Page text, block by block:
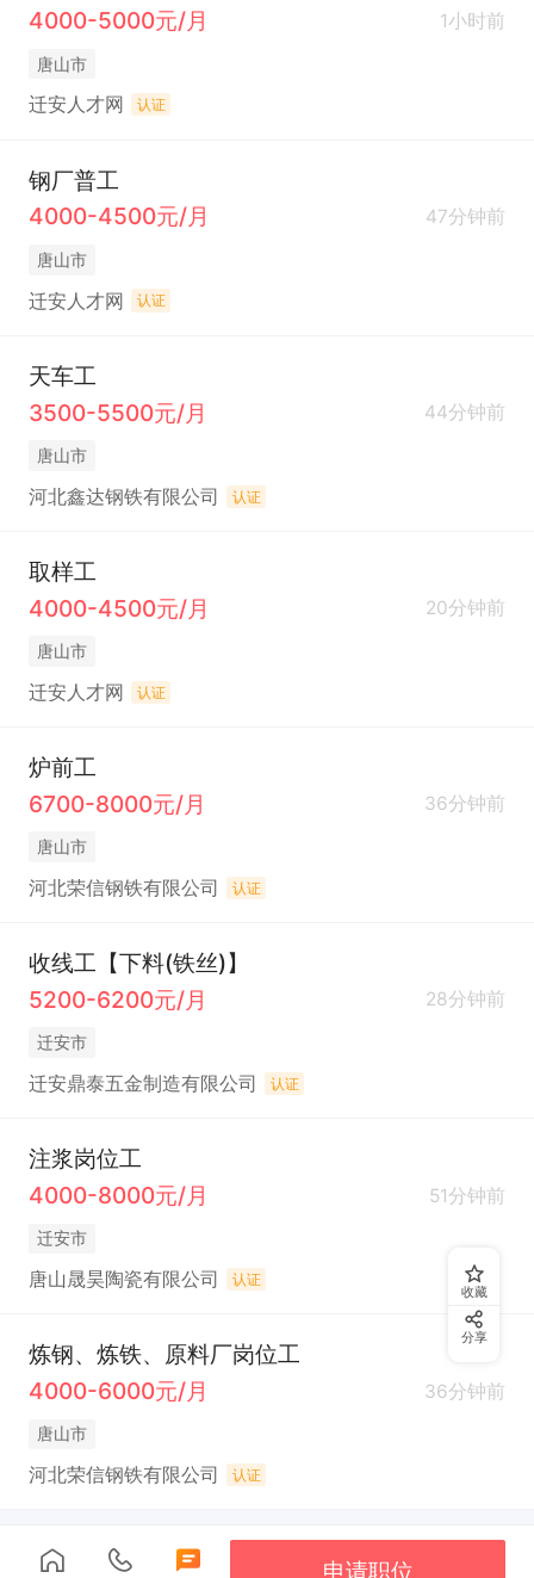
4000-5000元/月
1小时前
唐山市
迁安人才网 认证
钢厂普工
4000-4500元/月
47分钟前
唐山市
迁安人才网 认证
天车工
3500-5500元/月
44分钟前
唐山市
河北鑫达钢铁有限公司 认证
取样工
4000-4500元/月
20分钟前
唐山市
迁安人才网 认证
炉前工
6700-8000元/月
36分钟前
唐山市
河北荣信钢铁有限公司 认证
收线工【下料(铁丝)】
5200-6200元/月
28分钟前
迁安市
迁安鼎泰五金制造有限公司 认证
注浆岗位工
4000-8000元/月
51分钟前
迁安市
唐山晟昊陶瓷有限公司 认证
炼钢、炼铁、原料厂岗位工
4000-6000元/月
36分钟前
唐山市
河北荣信钢铁有限公司 认证
收藏
分享
申请职位